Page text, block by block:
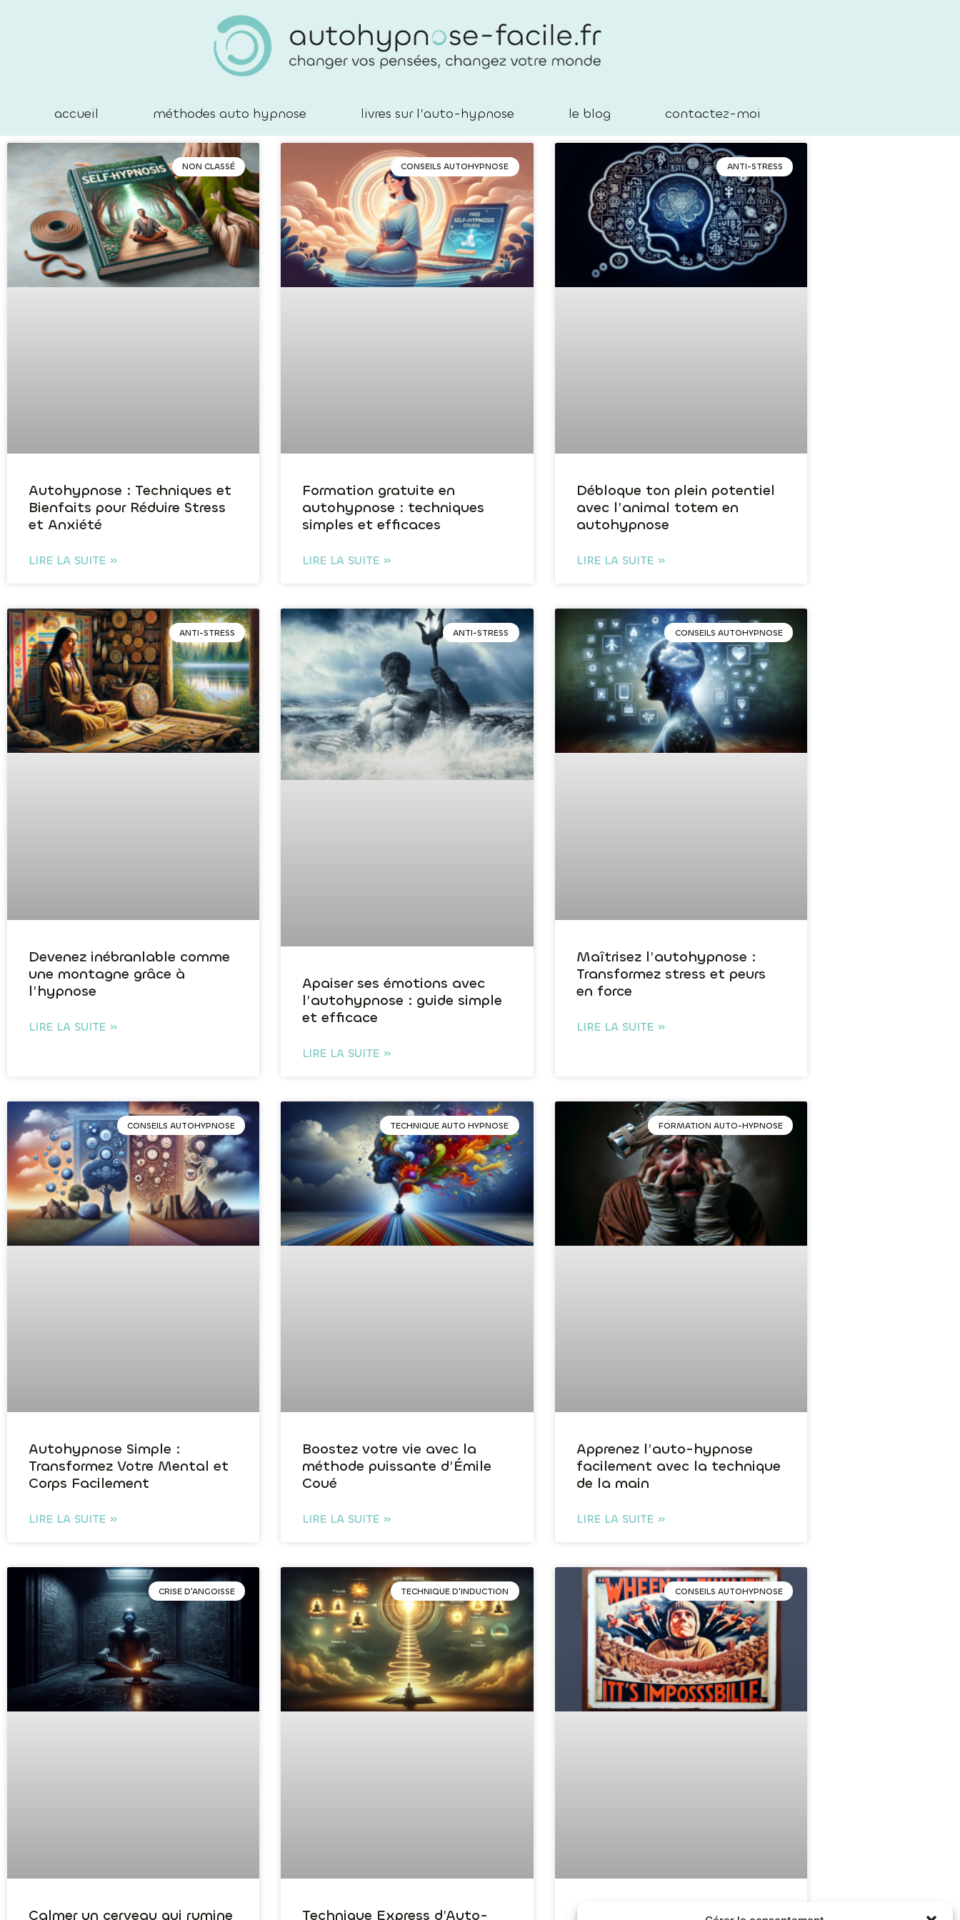
accueil méthodes auto hypnose livres sur l’auto-hypnose le blog contactez-moi
NON CLASSÉ
Autohypnose : Techniques et
Bienfaits pour Réduire Stress
et Anxiété
LIRE LA SUITE »
CONSEILS AUTOHYPNOSE
Formation gratuite en
autohypnose : techniques
simples et efficaces
LIRE LA SUITE »
ANTI-STRESS
Débloque ton plein potentiel
avec l’animal totem en
autohypnose
LIRE LA SUITE »
ANTI-STRESS
Devenez inébranlable comme
une montagne grâce à
l’hypnose
LIRE LA SUITE »
ANTI-STRESS
Apaiser ses émotions avec
l’autohypnose : guide simple
et efficace
LIRE LA SUITE »
CONSEILS AUTOHYPNOSE
Maîtrisez l’autohypnose :
Transformez stress et peurs
en force
LIRE LA SUITE »
CONSEILS AUTOHYPNOSE
Autohypnose Simple :
Transformez Votre Mental et
Corps Facilement
LIRE LA SUITE »
TECHNIQUE AUTO HYPNOSE
Boostez votre vie avec la
méthode puissante d’Émile
Coué
LIRE LA SUITE »
FORMATION AUTO-HYPNOSE
Apprenez l’auto-hypnose
facilement avec la technique
de la main
LIRE LA SUITE »
CRISE D'ANGOISSE
Calmer un cerveau qui rumine
TECHNIQUE D'INDUCTION
Technique Express d’Auto-
CONSEILS AUTOHYPNOSE
Dépasser l’impossible :